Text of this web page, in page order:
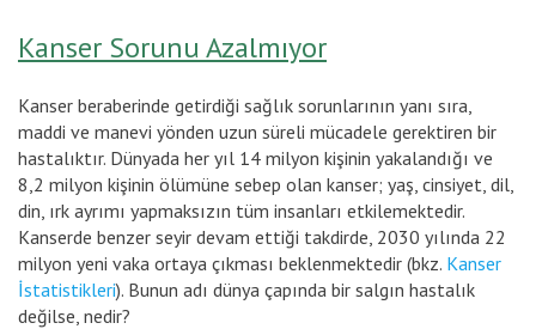
Kanser Sorunu Azalmıyor
Kanser beraberinde getirdiği sağlık sorunlarının yanı sıra,
maddi ve manevi yönden uzun süreli mücadele gerektiren bir
hastalıktır. Dünyada her yıl 14 milyon kişinin yakalandığı ve
8,2 milyon kişinin ölümüne sebep olan kanser; yaş, cinsiyet, dil,
din, ırk ayrımı yapmaksızın tüm insanları etkilemektedir.
Kanserde benzer seyir devam ettiği takdirde, 2030 yılında 22
milyon yeni vaka ortaya çıkması beklenmektedir (bkz. Kanser
İstatistikleri). Bunun adı dünya çapında bir salgın hastalık
değilse, nedir?